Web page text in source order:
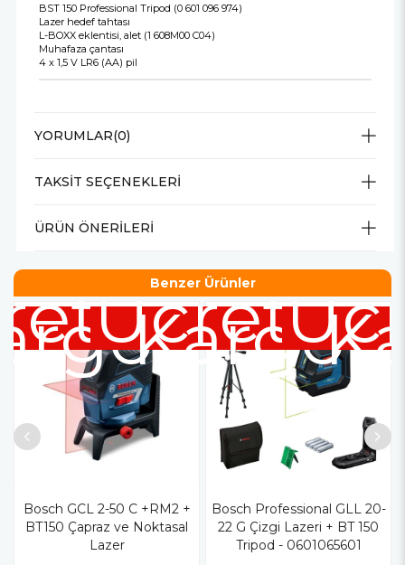
BST 150 Professional Tripod (0 601 096 974)
Lazer hedef tahtası
L-BOXX eklentisi, alet (1 608M00 C04)
Muhafaza çantası
4 x 1,5 V LR6 (AA) pil
YORUMLAR(0)
TAKSIT SEÇENEKLERI
ÜRÜN ÖNERILERI
Benzer Ürünler
Bosch GCL 2-50 C +RM2 +
BT150 Çapraz ve Noktasal
Lazer
Bosch Professional GLL 20-
22 G Çizgi Lazeri + BT 150
Tripod - 0601065601
Ücretsiz
Kargo